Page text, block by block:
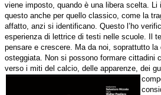
viene imposto, quando è una libera scelta.
questo anche per quello classico, come la
affatto, anzi si identificano. Questo l’ho
esperienza di lettrice di testi nelle scuole. Il
pensare e crescere. Ma da noi, soprattutto
osteggiata. Non si possono formare cittadini
verso i miti del calcio, delle apparenze, dei